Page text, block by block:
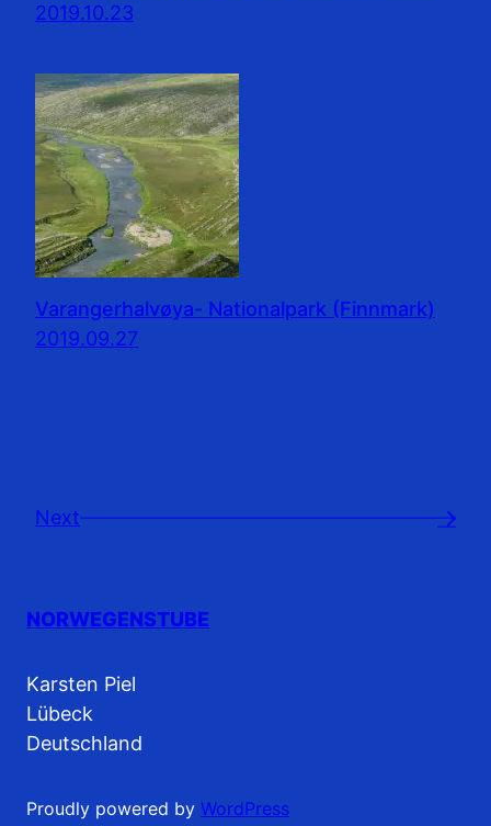
2019.10.23
Varangerhalvøya- Nationalpark (Finnmark)
2019.09.27
Next →
NORWEGENSTUBE
Karsten Piel
Lübeck
Deutschland
Proudly powered by WordPress